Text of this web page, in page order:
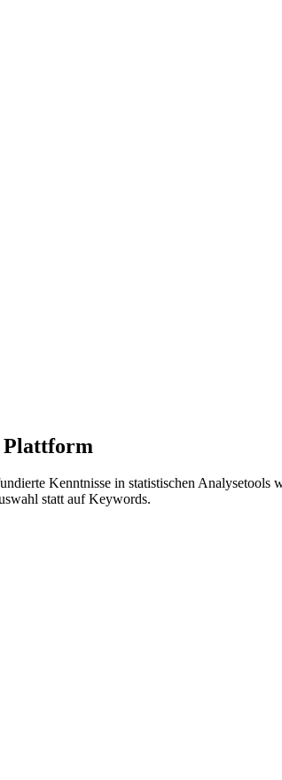
Kenntnisse in statistischen
statt auf Keywords.